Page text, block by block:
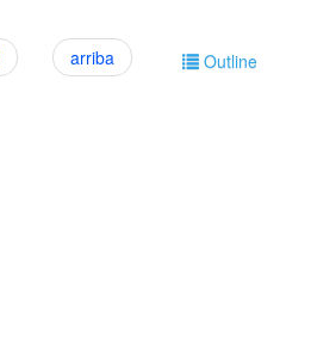
Outline
arriba